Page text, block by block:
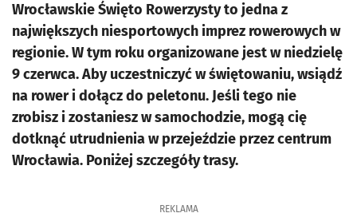
Wrocławskie Święto Rowerzysty to jedna z
największych niesportowych imprez rowerowych w
regionie. W tym roku organizowane jest w niedzielę
9 czerwca. Aby uczestniczyć w świętowaniu, wsiądź
na rower i dołącz do peletonu. Jeśli tego nie
zrobisz i zostaniesz w samochodzie, mogą cię
dotknąć utrudnienia w przejeździe przez centrum
Wrocławia. Poniżej szczegóły trasy.
REKLAMA